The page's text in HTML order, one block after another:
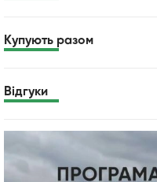
Купують разом
Відгуки